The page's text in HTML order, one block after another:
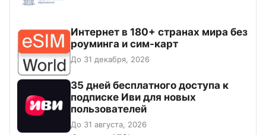
Интернет в 180+ странах мира без
роуминга и сим-карт
До 31 декабря, 2026
35 дней бесплатного доступа к
подписке Иви для новых
пользователей
До 31 августа, 2026